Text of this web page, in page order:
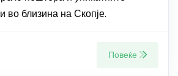
во близина на Скопје.
Повеќе